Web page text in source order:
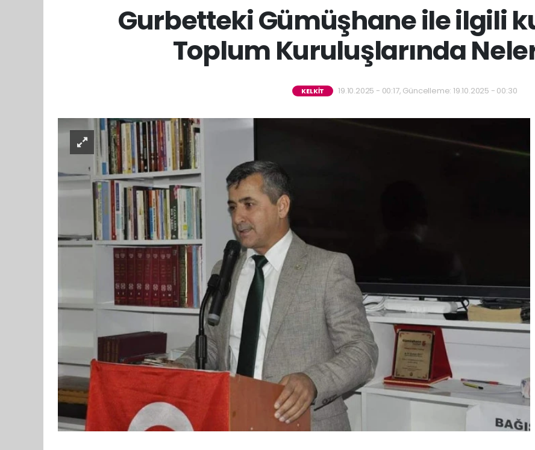
Gurbetteki Gümüşhane ile ilgili
Toplum Kuruluşlarında
KELKİT 19.10.2025 - 00:17, Güncelleme: 19.10.2025 - 00:30